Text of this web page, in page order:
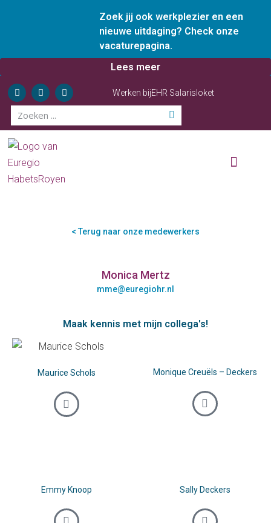
Zoek jij ook werkplezier en een
nieuwe uitdaging? Check onze
vacaturepagina.
Lees meer
Werken bijEHR Salarisloket
< Terug naar onze medewerkers
Monica Mertz
mme@euregiohr.nl
Maak kennis met mijn collega's!
Maurice Schols Monique Creuëls – Deckers
Emmy Knoop Sally Deckers